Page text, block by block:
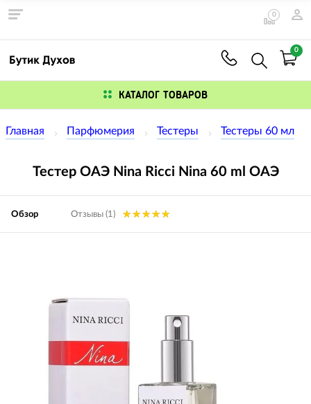
0
0
КАТАЛОГ ТОВАРОВ
Главная Парфюмерия Тестеры Тестеры 60 мл
Тестер ОАЭ Nina Ricci Nina 60 ml ОАЭ
Обзор Отзывы (1)